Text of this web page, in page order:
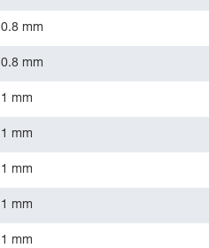
0.8 mm
0.8 mm
1 mm
1 mm
1 mm
1 mm
1 mm